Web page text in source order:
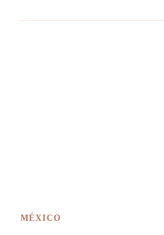
MÉXICO